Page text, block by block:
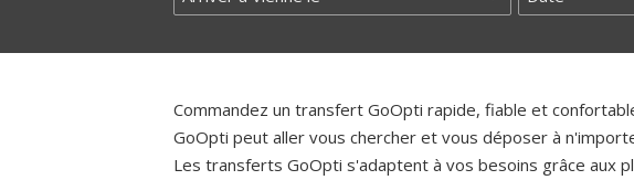
Commandez un transfert GoOpti rapide, fiable et
GoOpti peut aller vous chercher et vous déposer à
Les transferts GoOpti s'adaptent à vos besoins grâce aux